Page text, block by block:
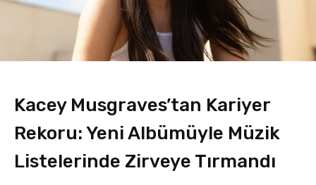
Kacey Musgraves’tan Kariyer
Rekoru: Yeni Albümüyle Müzik
Listelerinde Zirveye Tırmandı